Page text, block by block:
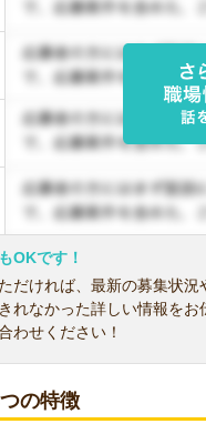
OKです！
だければ、最新の募集状況
れなかった詳しい情報をお
わせください！
の特徴